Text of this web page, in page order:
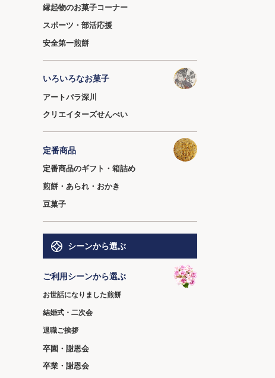
縁起物のお菓子コーナー
スポーツ・部活応援
安全第一煎餅
いろいろなお菓子
アートパラ深川
クリエイターズせんべい
定番商品
定番商品のギフト・箱詰め
煎餅・あられ・おかき
豆菓子
シーンから選ぶ
ご利用シーンから選ぶ
お世話になりました煎餅
結婚式・二次会
退職ご挨拶
卒園・謝恩会
卒業・謝恩会